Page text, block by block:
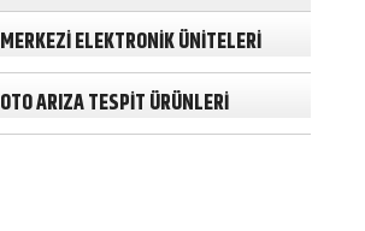
MERKEZİ ELEKTRONİK ÜNİTELERİ
OTO ARIZA TESPİT ÜRÜNLERİ